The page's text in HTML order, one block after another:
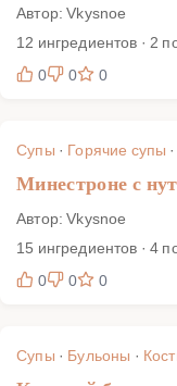
Автор: Vkysnoe
12 ингредиентов · 2
0
0 0
Супы · Горячие супы ·
Минестроне с
Автор: Vkysnoe
15 ингредиентов · 4
0
0 0
Супы · Бульоны ·